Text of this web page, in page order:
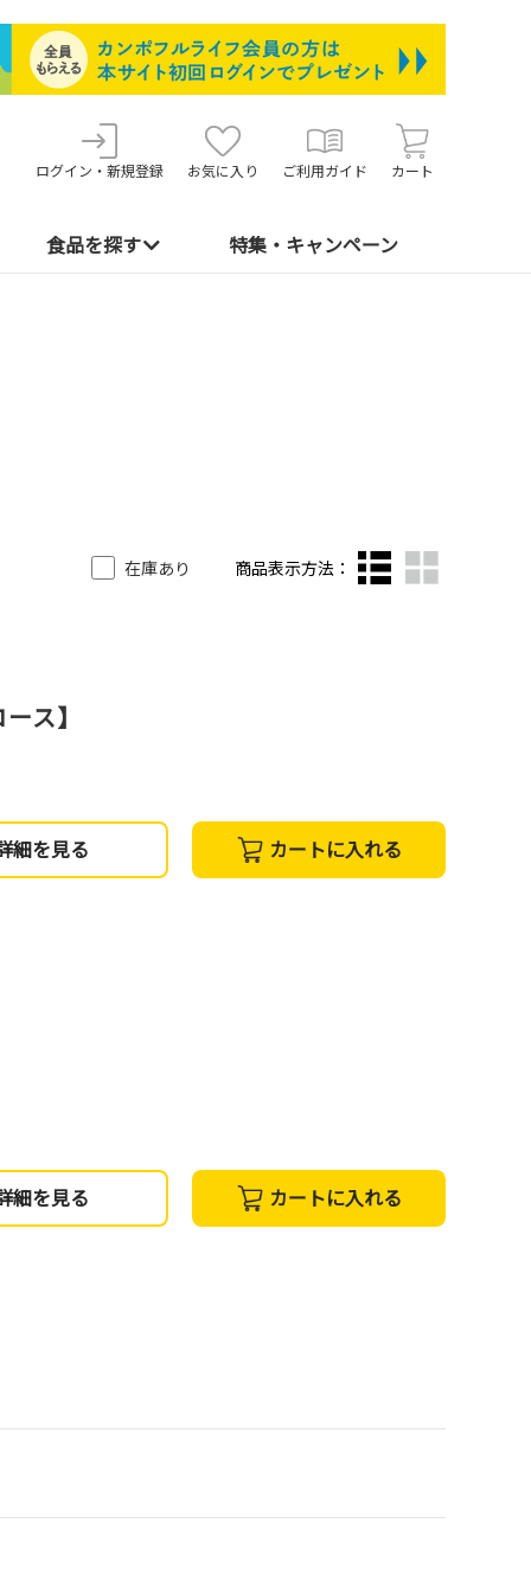
ログイン・新規登録 お気に入り ご利用ガイド カート
食品を探す 特集・キャンペーン
在庫あり 商品表示方法：
ス】
細を見る カートに入れる
細を見る カートに入れる